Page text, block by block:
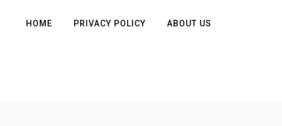
HOME PRIVACY POLICY ABOUT US